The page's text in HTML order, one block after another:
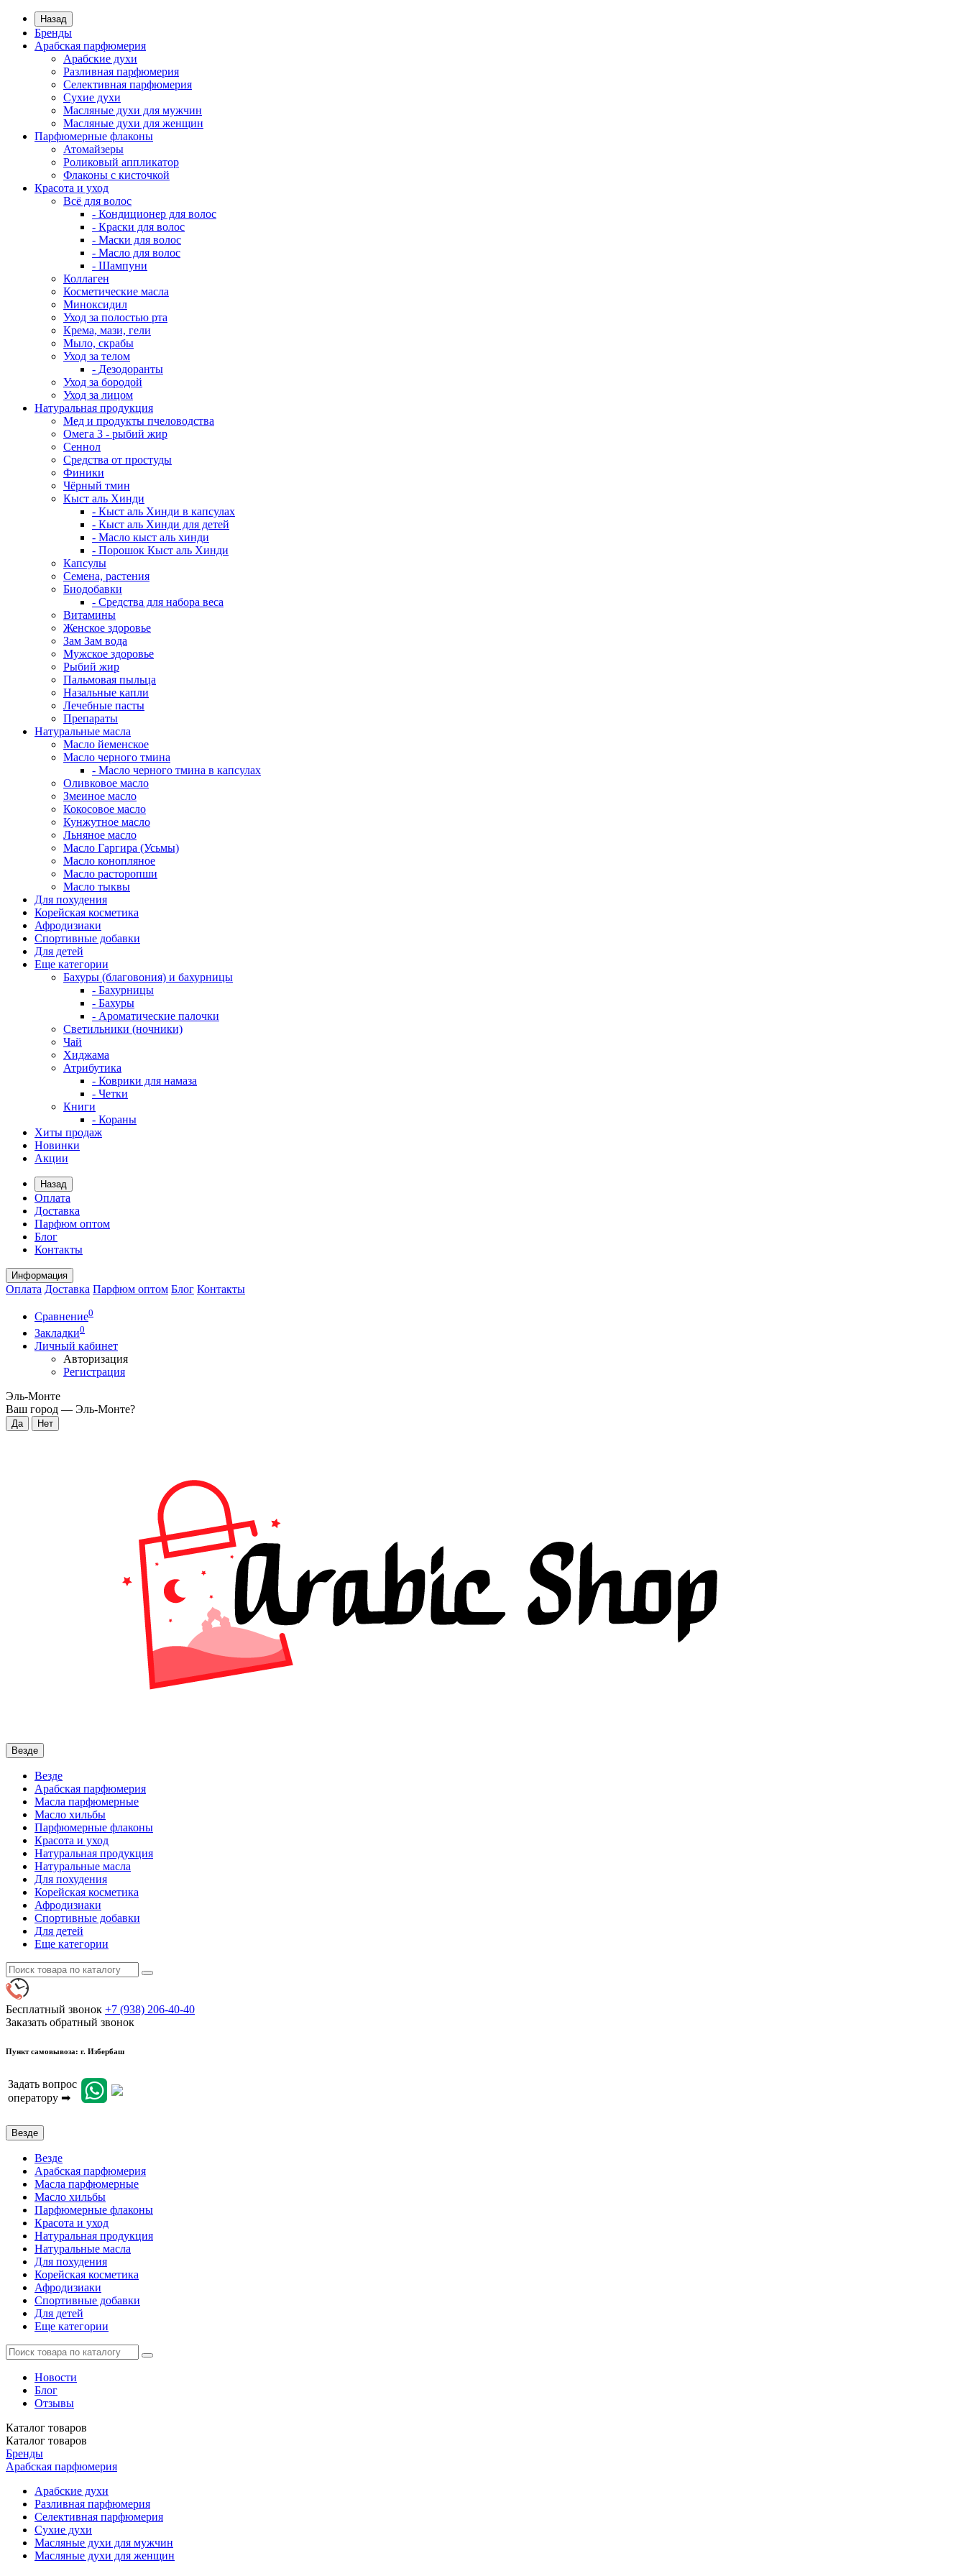
Назад
Бренды
Арабская парфюмерия
Арабские духи
Разливная парфюмерия
Селективная парфюмерия
Сухие духи
Масляные духи для мужчин
Масляные духи для женщин
Парфюмерные флаконы
Атомайзеры
Роликовый аппликатор
Флаконы с кисточкой
Красота и уход
Всё для волос
- Кондиционер для волос
- Краски для волос
- Маски для волос
- Масло для волос
- Шампуни
Коллаген
Косметические масла
Миноксидил
Уход за полостью рта
Крема, мази, гели
Мыло, скрабы
Уход за телом
- Дезодоранты
Уход за бородой
Уход за лицом
Натуральная продукция
Мед и продукты пчеловодства
Омега 3 - рыбий жир
Сеннол
Средства от простуды
Финики
Чёрный тмин
Кыст аль Хинди
- Кыст аль Хинди в капсулах
- Кыст аль Хинди для детей
- Масло кыст аль хинди
- Порошок Кыст аль Хинди
Капсулы
Семена, растения
Биодобавки
- Средства для набора веса
Витамины
Женское здоровье
Зам Зам вода
Мужское здоровье
Рыбий жир
Пальмовая пыльца
Назальные капли
Лечебные пасты
Препараты
Натуральные масла
Масло йеменское
Масло черного тмина
- Масло черного тмина в капсулах
Оливковое масло
Змеиное масло
Кокосовое масло
Кунжутное масло
Льняное масло
Масло Гаргира (Усьмы)
Масло конопляное
Масло расторопши
Масло тыквы
Для похудения
Корейская косметика
Афродизиаки
Спортивные добавки
Для детей
Еще категории
Бахуры (благовония) и бахурницы
- Бахурницы
- Бахуры
- Ароматические палочки
Светильники (ночники)
Чай
Хиджама
Атрибутика
- Коврики для намаза
- Четки
Книги
- Кораны
Хиты продаж
Новинки
Акции
Назад
Оплата
Доставка
Парфюм оптом
Блог
Контакты
Информация
Оплата Доставка Парфюм оптом Блог Контакты
Сравнение0
Закладки0
Личный кабинет
Авторизация
Регистрация
Эль-Монте
Ваш город — Эль-Монте?
Везде
Везде
Арабская парфюмерия
Масла парфюмерные
Масло хильбы
Парфюмерные флаконы
Красота и уход
Натуральная продукция
Натуральные масла
Для похудения
Корейская косметика
Афродизиаки
Спортивные добавки
Для детей
Еще категории
Бесплатный звонок +7 (938) 206-40-40
Заказать обратный звонок
Пункт самовывоза: г. Избербаш
Задать вопрос
оператору ➡
Везде
Везде
Арабская парфюмерия
Масла парфюмерные
Масло хильбы
Парфюмерные флаконы
Красота и уход
Натуральная продукция
Натуральные масла
Для похудения
Корейская косметика
Афродизиаки
Спортивные добавки
Для детей
Еще категории
Новости
Блог
Отзывы
Каталог товаров
Каталог товаров
Бренды
Арабская парфюмерия
Арабские духи
Разливная парфюмерия
Селективная парфюмерия
Сухие духи
Масляные духи для мужчин
Масляные духи для женщин